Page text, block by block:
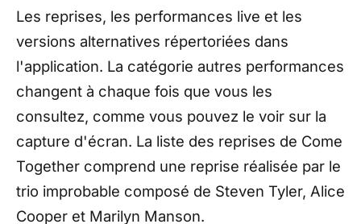
Les reprises, les performances live et les
versions alternatives répertoriées dans
l'application. La catégorie autres performances
changent à chaque fois que vous les
consultez, comme vous pouvez le voir sur la
capture d'écran. La liste des reprises de Come
Together comprend une reprise réalisée par le
trio improbable composé de Steven Tyler, Alice
Cooper et Marilyn Manson.